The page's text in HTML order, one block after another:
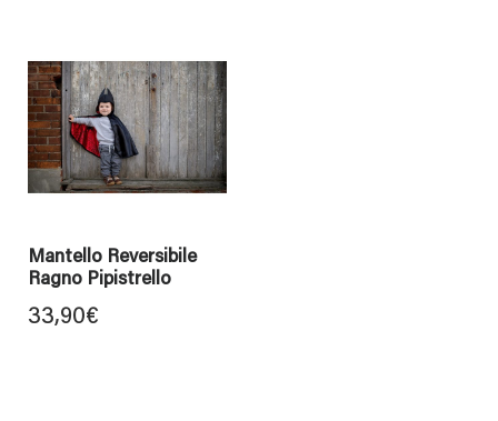
Mantello Reversibile
Ragno Pipistrello
33,90€